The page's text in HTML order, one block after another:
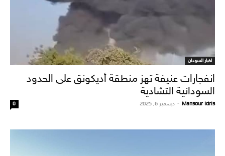
اخبار السودان
انفجارات عنيفة تهز منطقة أديكونق على الحدود
السودانية التشادية
Mansour Idris
- ديسمبر 6, 2025 0